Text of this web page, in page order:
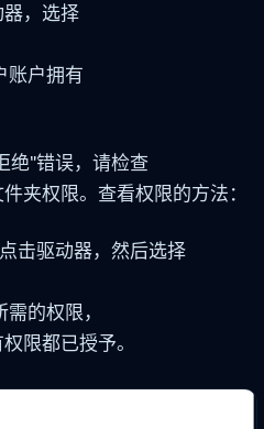
，选择
账户拥有
绝"错误，请检查
夹权限。查看权限的方法：
击驱动器，然后选择
的权限，
限都已授予。